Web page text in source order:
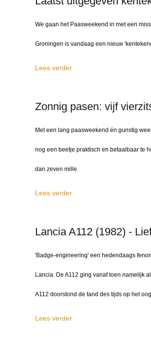
We gaan het Paasweekend in met een
Groningen is vandaag een nieuw
Lees verder
Zonnig pasen: vijf
Met een lang paasweekend én gunstig
nog een beetje praktisch en betaalbaar te
dan zeven mille.
Lees verder
Lancia A112 (1982) -
'Badge-engineering' een hedendaags
Lancia. De A112 ging vanaf toen namelijk
A112 doorstond de tand des tijds op het
Lees verder